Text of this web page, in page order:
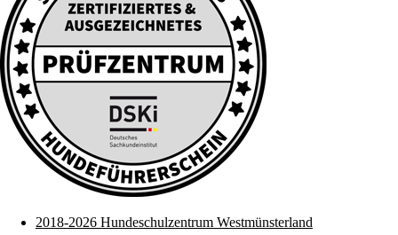
2018-2026 Hundeschulzentrum Westmünsterland